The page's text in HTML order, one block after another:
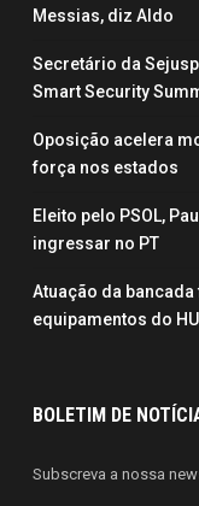
Messias, diz Aldo
Secretário da
Smart Security
Oposição acelera
força nos estados
Eleito pelo PSOL,
ingressar no PT
Atuação da
equipamentos do HU
BOLETIM DE
Subscreva a nossa